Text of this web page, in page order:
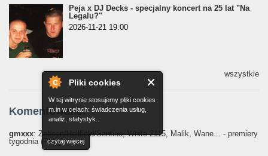
Pliki cookies
W tej witrynie stosujemy pliki cookies
m.in w celach: świadczenia usług,
analiz, statystyk..
czytaj więcej
Peja x DJ Decks - specjalny koncert na 25 lat "Na
Legalu?"
2026-11-21 19:00
wszystkie
Komentowane:
gmxxx: Żabson/Hellfield/Sentino, White 2115, Malik, Wane... - premiery
tygodnia (PL)